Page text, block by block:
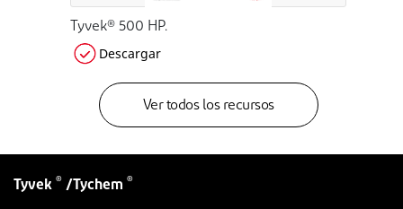
Tyvek® 500 HP.
Descargar
Ver todos los recursos
Tyvek ® /Tychem ®